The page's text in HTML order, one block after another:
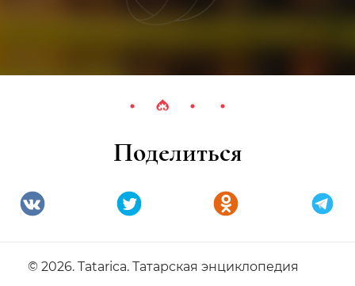
Поделиться
© 2026. Tatarica. Татарская энциклопедия